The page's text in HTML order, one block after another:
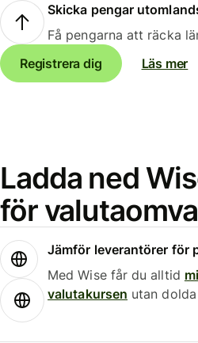
Skicka pengar
Få pengarna att räcka
Registrera dig
Läs mer
Ladda ned
för
Jämför leverantörer för
Med Wise får du alltid
valutakursen utan